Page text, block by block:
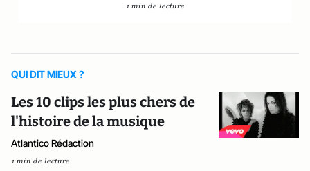
1 min de lecture
QUI DIT MIEUX ?
Les 10 clips les plus chers de
l'histoire de la musique
Atlantico Rédaction
1 min de lecture